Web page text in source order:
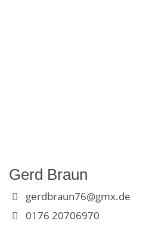
Gerd Braun
gerdbraun76@gmx.de
0176 20706970